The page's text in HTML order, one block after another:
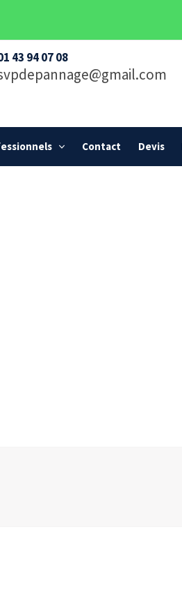
43 94 07 08
Contact Devis